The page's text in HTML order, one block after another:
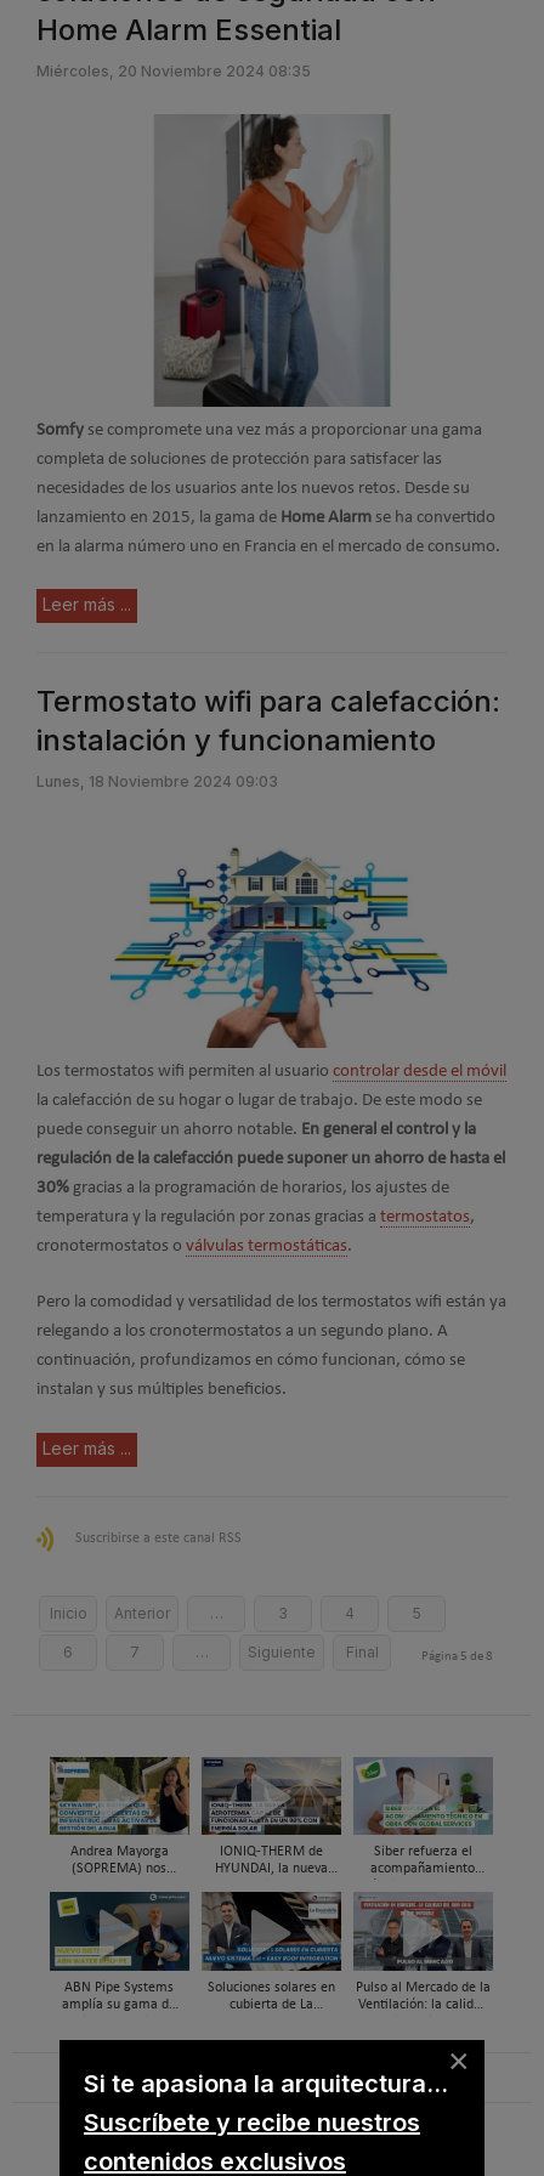
Home Alarm Essential
Miércoles, 20 Noviembre 2024 08:35
Somfy se compromete una vez más a proporcionar una gama
completa de soluciones de protección para satisfacer las
necesidades de los usuarios ante los nuevos retos. Desde su
lanzamiento en 2015, la gama de Home Alarm se ha convertido
en la alarma número uno en Francia en el mercado de consumo.
Leer más ...
Termostato wifi para calefacción:
instalación y funcionamiento
Lunes, 18 Noviembre 2024 09:03
Los termostatos wifi permiten al usuario controlar desde el móvil
la calefacción de su hogar o lugar de trabajo. De este modo se
puede conseguir un ahorro notable. En general el control y la
regulación de la calefacción puede suponer un ahorro de hasta el
30% gracias a la programación de horarios, los ajustes de
temperatura y la regulación por zonas gracias a termostatos,
cronotermostatos o válvulas termostáticas.
Pero la comodidad y versatilidad de los termostatos wifi están ya
relegando a los cronotermostatos a un segundo plano. A
continuación, profundizamos en cómo funcionan, cómo se
instalan y sus múltiples beneficios.
Leer más ...
Suscribirse a este canal RSS
Inicio Anterior … 3 4 5
6 7 … Siguiente Final Página 5 de 8
Andrea Mayorga
(SOPREMA) nos
cubierta azul-verde
IONIQ-THERM de
HYUNDAI, la nueva
funcionar hasta en un
98% con energía solar
Siber refuerza el
acompañamiento
soporte al instalador
con Global Services
ABN Pipe Systems
amplía su gama de
con el nuevo sistema
Soluciones solares en
cubierta de La
Sistema ERI, Easy Roof
Pulso al Mercado de la
Ventilación: la calidad
invisible
B
s
×
Si te apasiona la arquitectura...
Suscríbete y recibe nuestros
contenidos exclusivos